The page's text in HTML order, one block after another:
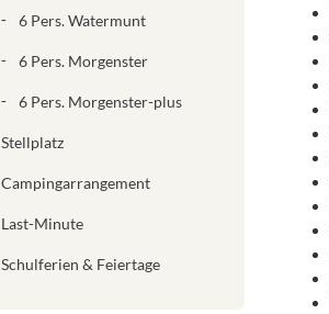
6 Pers. Watermunt
6 Pers. Morgenster
6 Pers. Morgenster-plus
Stellplatz
Campingarrangement
Last-Minute
Schulferien & Feiertage